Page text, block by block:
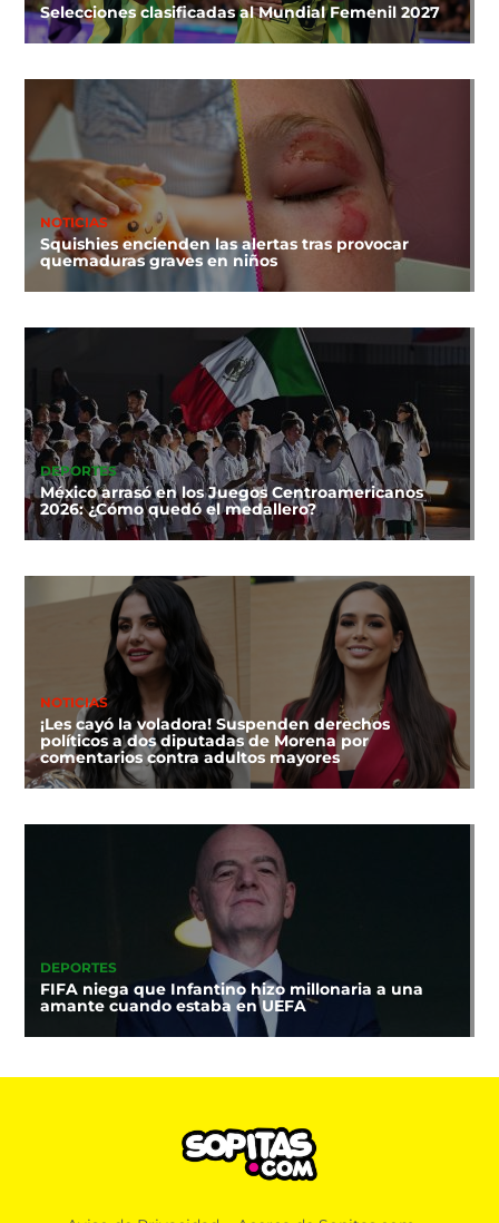
Selecciones clasificadas al Mundial Femenil 2027
NOTICIAS
Squishies encienden las alertas tras provocar
quemaduras graves en niños
DEPORTES
México arrasó en los Juegos Centroamericanos
2026: ¿Cómo quedó el medallero?
NOTICIAS
¡Les cayó la voladora! Suspenden derechos
políticos a dos diputadas de Morena por
comentarios contra adultos mayores
DEPORTES
FIFA niega que Infantino hizo millonaria a una
amante cuando estaba en UEFA